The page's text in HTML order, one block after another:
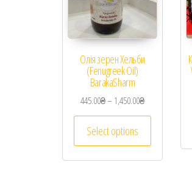
Олія зерен Хельби
(Fenugreek Oil)
BarakaSharm
445.00₴– 1,450.00₴
Select options